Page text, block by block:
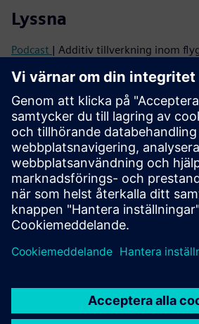
Lyssna
Podcast | Additiv tillverkning inom
Läsa
Blogg| Lätt vikt genom konstruerade
tillverkning och prestanda
Vitbok| Kompositmaterial
Fallstudie| Ford Motor Company